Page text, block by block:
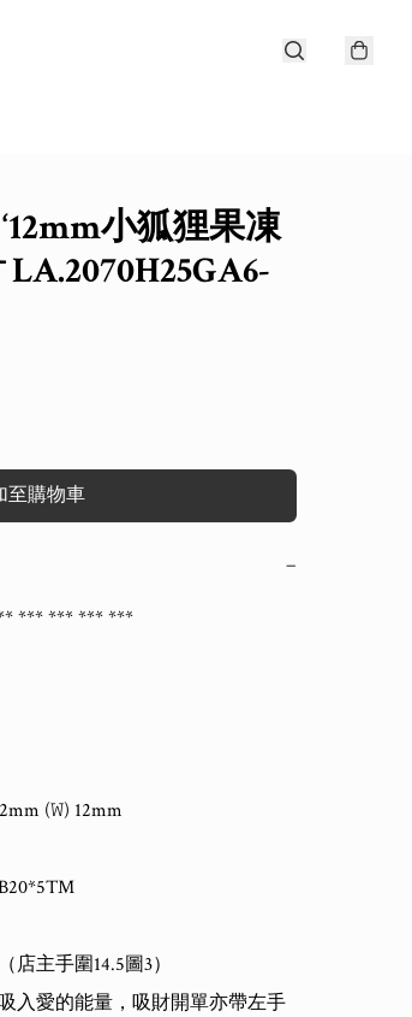
小狐狸果凍
至購物車
−
*** *** *** ***
(𝚆) 12mm
主手圍14.5圖3）
入愛的能量，吸財開單亦帶左手